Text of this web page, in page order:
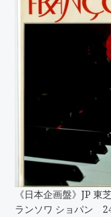
《日本企画盤》JP 東
ランソワ ショパン